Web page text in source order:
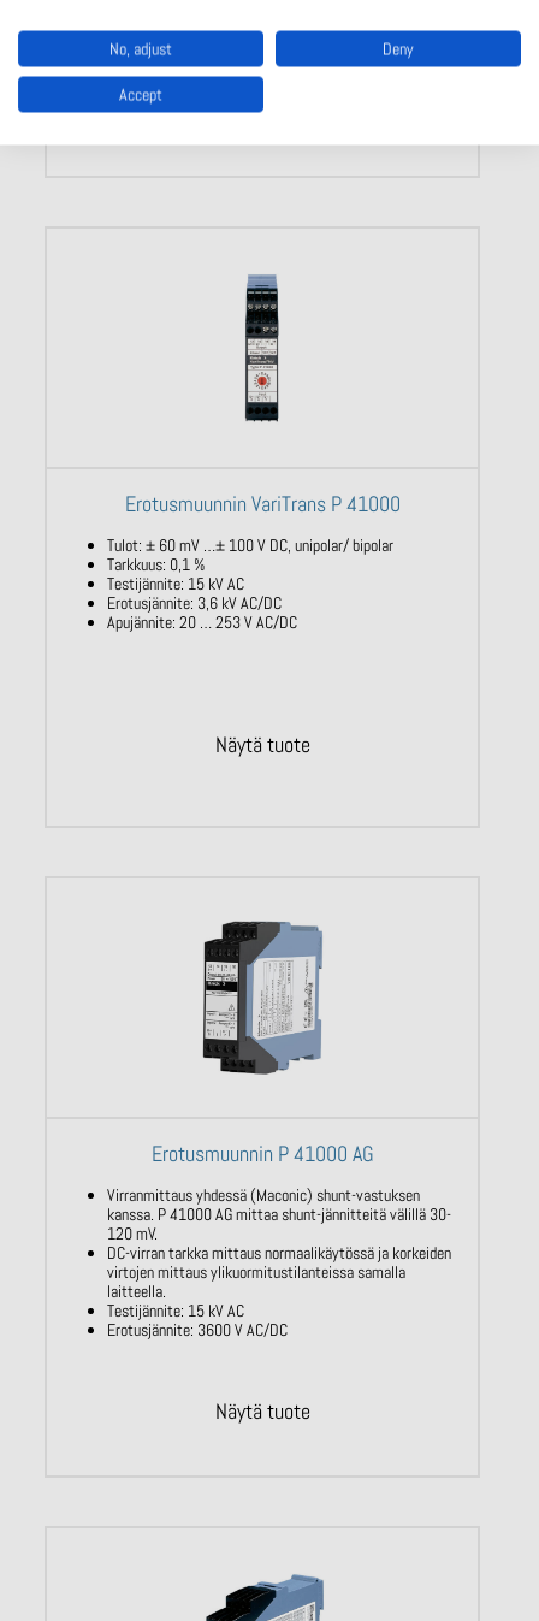
Näytä tuote
Erotusmuunnin VariTrans P 41000
Tulot: ± 60 mV …± 100 V DC, unipolar/ bipolar
Tarkkuus: 0,1 %
Testijännite: 15 kV AC
Erotusjännite: 3,6 kV AC/DC
Apujännite: 20 … 253 V AC/DC
Näytä tuote
Erotusmuunnin P 41000 AG
Virranmittaus yhdessä (Maconic) shunt-vastuksen
kanssa. P 41000 AG mittaa shunt-jännitteitä välillä 30-
120 mV.
DC-virran tarkka mittaus normaalikäytössä ja korkeiden
virtojen mittaus ylikuormitustilanteissa samalla
laitteella.
Testijännite: 15 kV AC
Erotusjännite: 3600 V AC/DC
Näytä tuote
No, adjust Deny
Accept